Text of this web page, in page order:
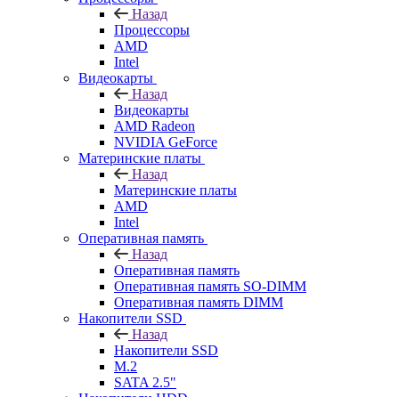
Назад
Процессоры
AMD
Intel
Видеокарты
Назад
Видеокарты
AMD Radeon
NVIDIA GeForce
Материнские платы
Назад
Материнские платы
AMD
Intel
Оперативная память
Назад
Оперативная память
Оперативная память SO-DIMM
Оперативная память DIMM
Накопители SSD
Назад
Накопители SSD
M.2
SATA 2.5"